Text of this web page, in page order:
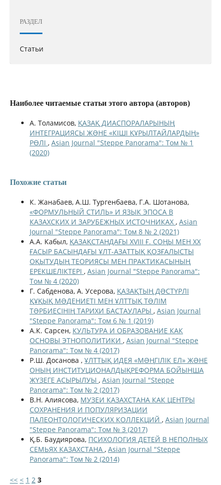
РАЗДЕЛ
Статьи
Наиболее читаемые статьи этого автора (авторов)
А. Толамисов, ҚАЗАҚ ДИАСПОРАЛАРЫНЫҢ
ИНТЕГРАЦИЯСЫ ЖƏНЕ «КІШІ ҚҰРЫЛТАЙЛАРДЫҢ»
РӨЛІ , Asian Journal "Steppe Panorama": Том № 1
(2020)
Похожие статьи
К. Жанабаев, А.Ш. Тургенбаева, Г.А. Шотанова,
«ФОРМУЛЬНЫЙ СТИЛЬ» И ЯЗЫК ЭПОСА В
КАЗАХСКИХ И ЗАРУБЕЖНЫХ ИСТОЧНИКАХ , Asian
Journal "Steppe Panorama": Том 8 № 2 (2021)
А.А. Кабыл, ҚАЗАҚСТАНДАҒЫ XVIII Ғ. СОҢЫ МЕН XX
ҒАСЫР БАСЫНДАҒЫ ҰЛТ-АЗАТТЫҚ ҚОЗҒАЛЫСТЫ
ОҚЫТУДЫҢ ТЕОРИЯСЫ МЕН ПРАКТИКАСЫНЫҢ
ЕРЕКШЕЛІКТЕРІ , Asian Journal "Steppe Panorama":
Том № 4 (2020)
Г. Сабденова, А. Усерова, ҚАЗАҚТЫҢ ДƏСТҮРЛІ
ҚҰҚЫҚ МƏДЕНИЕТІ МЕН ҰЛТТЫҚ ТƏЛІМ
ТƏРБИЕСІНІҢ ТАРИХИ БАСТАУЛАРЫ , Asian Journal
"Steppe Panorama": Том 6 № 1 (2019)
А.К. Сарсен, КУЛЬТУРА И ОБРАЗОВАНИЕ КАК
ОСНОВЫ ЭТНОПОЛИТИКИ , Asian Journal "Steppe
Panorama": Том № 4 (2017)
Р.Ш. Досанова , ҰЛТТЫҚ ИДЕЯ «МƏҢГІЛІК ЕЛ» ЖƏНЕ
ОНЫҢ ИНСТИТУЦИОНАЛДЫҚРЕФОРМА БОЙЫНША
ЖҮЗЕГЕ АСЫРЫЛУЫ , Asian Journal "Steppe
Panorama": Том № 2 (2017)
В.Н. Алиясова, МУЗЕИ КАЗАХСТАНА КАК ЦЕНТРЫ
СОХРАНЕНИЯ И ПОПУЛЯРИЗАЦИИ
ПАЛЕОНТОЛОГИЧЕСКИХ КОЛЛЕКЦИЙ , Asian Journal
"Steppe Panorama": Том № 3 (2017)
Қ.Б. Баудиярова, ПСИХОЛОГИЯ ДЕТЕЙ В НЕПОЛНЫХ
СЕМЬЯХ КАЗАХСТАНА , Asian Journal "Steppe
Panorama": Том № 2 (2014)
<< < 1 2 3